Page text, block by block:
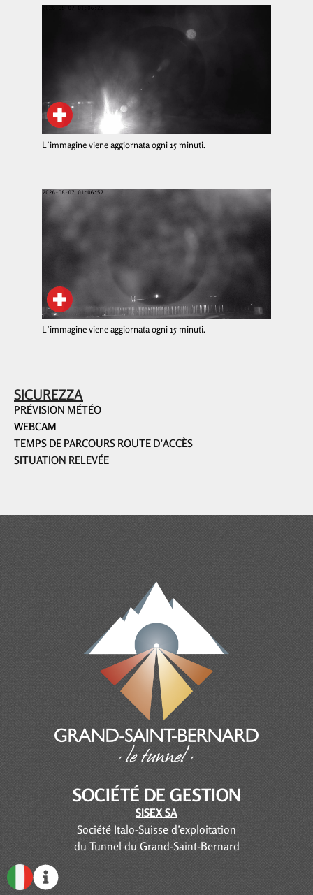
SICUREZZA
PRÉVISION MÉTÉO
WEBCAM
TEMPS DE PARCOURS ROUTE D’ACCÈS
SITUATION RELEVÉE
L’immagine viene aggiornata ogni 15 minuti.
L’immagine viene aggiornata ogni 15 minuti.
SOCIÉTÉ DE GESTION
SISEX SA
Société Italo-Suisse d’exploitation
du Tunnel du Grand-Saint-Bernard